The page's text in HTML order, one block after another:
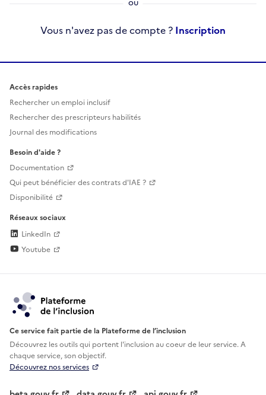
Vous n'avez pas de compte ? Inscription
Accès rapides
Rechercher un emploi inclusif
Rechercher des prescripteurs habilités
Journal des modifications
Besoin d'aide ?
Documentation
Qui peut bénéficier des contrats d'IAE ?
Disponibilité
Réseaux sociaux
LinkedIn
Youtube
Ce service fait partie de la Plateforme de l’inclusion
Découvrez les outils qui portent l'inclusion aucoeur de leur service. A
chaque service, son objectif.
Découvrez nos services